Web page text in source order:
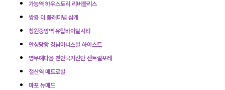
가능역 하우스토리 리버블리스
쌍용 더 플래티넘 삼계
창원중앙역 유탑바이탈시티
안성당왕 경남아너스빌 하이스트
영무예다음 천안국가산단 센트럴포레
철산역 메트로빌
마포 뉴매드